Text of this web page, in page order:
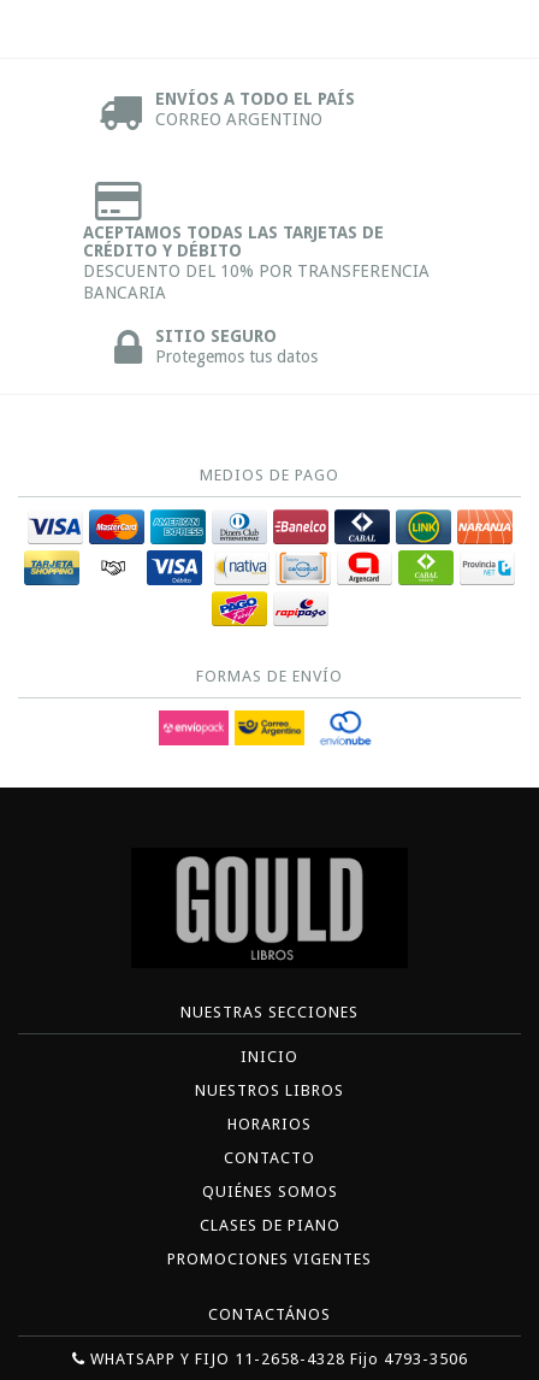
ENVÍOS A TODO EL PAÍS
CORREO ARGENTINO
ACEPTAMOS TODAS LAS TARJETAS DE
CRÉDITO Y DÉBITO
DESCUENTO DEL 10% POR TRANSFERENCIA
BANCARIA
SITIO SEGURO
Protegemos tus datos
MEDIOS DE PAGO
FORMAS DE ENVÍO
NUESTRAS SECCIONES
INICIO
NUESTROS LIBROS
HORARIOS
CONTACTO
QUIÉNES SOMOS
CLASES DE PIANO
PROMOCIONES VIGENTES
CONTACTÁNOS
WHATSAPP Y FIJO 11-2658-4328 Fijo 4793-3506